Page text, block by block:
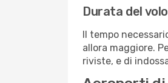
Durata del
Il tempo
allora maggiore.
riviste, e di